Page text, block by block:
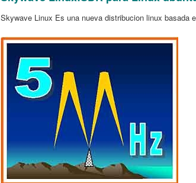
Skywave Linux Es una nueva distribucion linux basada